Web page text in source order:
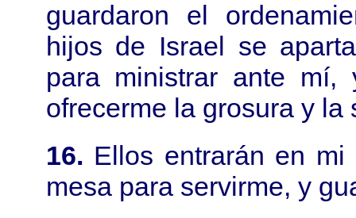
guardaron el
hijos de Israel se
para ministrar ante
ofrecerme la grosura y la
16. Ellos entrarán en
mesa para servirme, y